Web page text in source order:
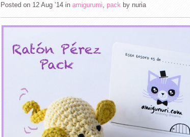
Posted on 12 Aug ’14 in amigurumi, pack by nuria